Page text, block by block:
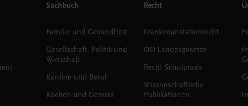
Sachbuch
Familie und Gesundheit
Gesellschaft, Politik und
Wirtschaft
Karriere und Beruf
Kochen und Genuss
Recht
Krankenanstaltenrecht
OÖ Landesgesetze
Recht Schulpraxis
Wissenschaftliche
Publikationen